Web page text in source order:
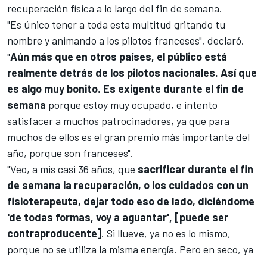
recuperación física a lo largo del fin de semana.
"Es único tener a toda esta multitud gritando tu
nombre y animando a los pilotos franceses", declaró.
"Aún más que en otros países, el público está
realmente detrás de los pilotos nacionales. Así que
es algo muy bonito. Es exigente durante el fin de
semana porque estoy muy ocupado, e intento
satisfacer a muchos patrocinadores, ya que para
muchos de ellos es el gran premio más importante del
año, porque son franceses".
"Veo, a mis casi 36 años, que sacrificar durante el fin
de semana la recuperación, o los cuidados con un
fisioterapeuta, dejar todo eso de lado, diciéndome
'de todas formas, voy a aguantar', [puede ser
contraproducente]. Si llueve, ya no es lo mismo,
porque no se utiliza la misma energía. Pero en seco, ya